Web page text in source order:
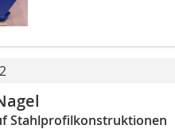
Stahlprofilkonstruktionen